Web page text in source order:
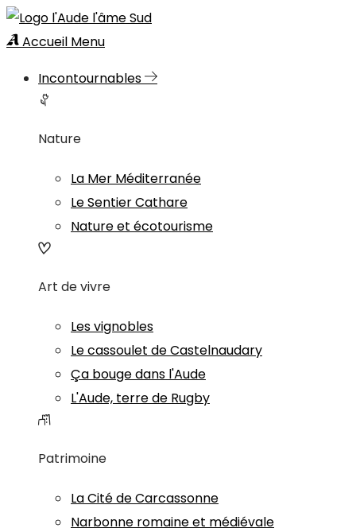
Accueil Menu
Incontournables
Nature
La Mer Méditerranée
Le Sentier Cathare
Nature et écotourisme
Art de vivre
Les vignobles
Le cassoulet de Castelnaudary
Ça bouge dans l'Aude
L'Aude, terre de Rugby
Patrimoine
La Cité de Carcassonne
Narbonne romaine et médiévale